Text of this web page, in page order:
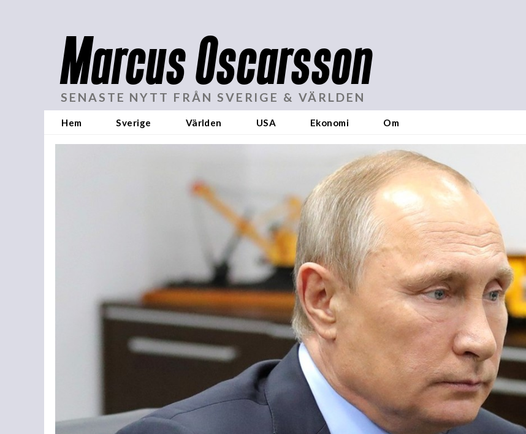
Marcus Oscarsson
SENASTE NYTT FRÅN SVERIGE & VÄRLDEN
Hem Sverige Världen USA Ekonomi Om